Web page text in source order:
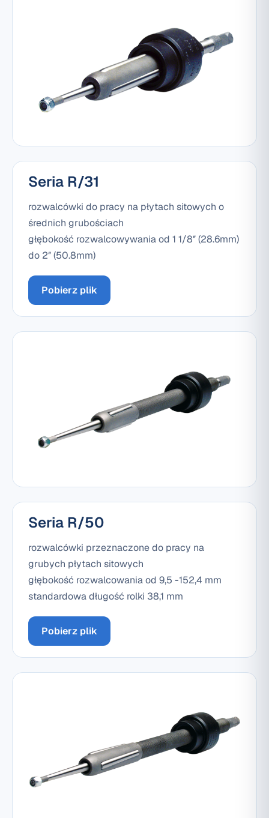
Seria R/31
rozwalcówki do pracy na płytach sitowych o
średnich grubościach
głębokość rozwalcowywania od 1 1/8″ (28.6mm)
do 2″ (50.8mm)
Pobierz plik
Seria R/50
rozwalcówki przeznaczone do pracy na
grubych płytach sitowych
głębokość rozwalcowania od 9,5 -152,4 mm
standardowa długość rolki 38,1 mm
Pobierz plik